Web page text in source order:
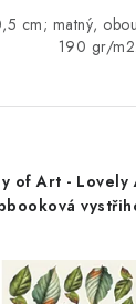
cm; matný,
190 gr/m2.
of Art - Lovely